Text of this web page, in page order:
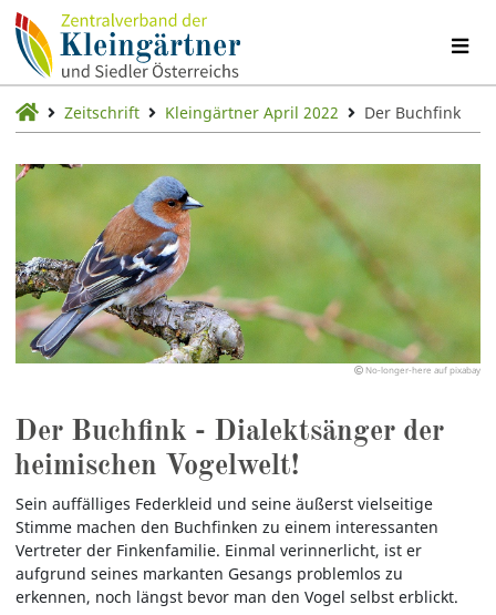
Zeitschrift Kleingärtner April 2022 Der Buchfink
No-longer-here auf pixabay
Der Buchfink - Dialektsänger der
heimischen Vogelwelt!
Sein auffälliges Federkleid und seine äußerst vielseitige
Stimme machen den Buchfinken zu einem interessanten
Vertreter der Finkenfamilie. Einmal verinnerlicht, ist er
aufgrund seines markanten Gesangs problemlos zu
erkennen, noch längst bevor man den Vogel selbst erblickt.